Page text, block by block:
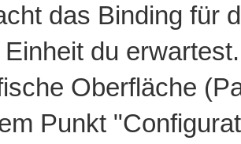
das Binding für
du
Oberfläche
Punkt